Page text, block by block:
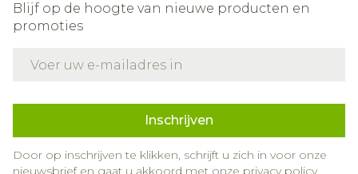
Blijf op de hoogte van nieuwe producten en
promoties
Inschrijven
Door op inschrijven te klikken, schrijft u zich in voor onze
nieuwsbrief en gaat u akkoord met onze privacy policy